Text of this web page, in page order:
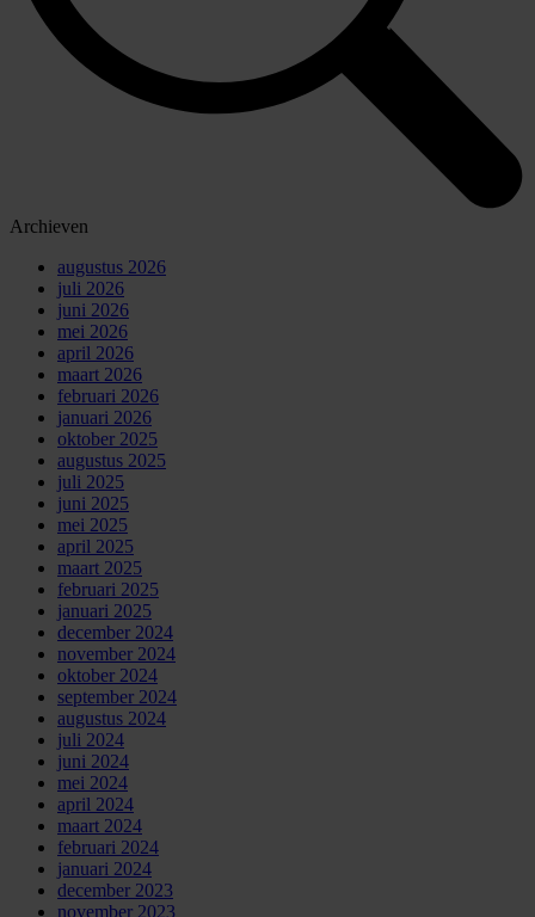
Archieven
augustus 2026
juli 2026
juni 2026
mei 2026
april 2026
maart 2026
februari 2026
januari 2026
oktober 2025
augustus 2025
juli 2025
juni 2025
mei 2025
april 2025
maart 2025
februari 2025
januari 2025
december 2024
november 2024
oktober 2024
september 2024
augustus 2024
juli 2024
juni 2024
mei 2024
april 2024
maart 2024
februari 2024
januari 2024
december 2023
november 2023